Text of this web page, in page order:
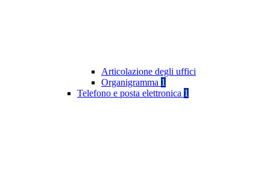
Articolazione degli uffici
Organigramma 1
Telefono e posta elettronica 1